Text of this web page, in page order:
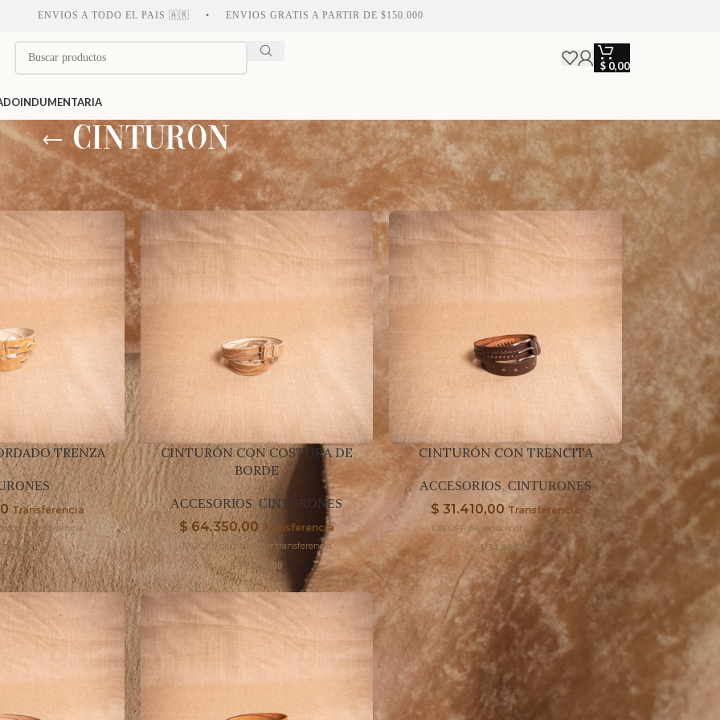
A TODO EL PAIS 🇦🇷 • ENVIOS GRATIS A PARTIR DE $150.000 • ENVIOS A TODO EL PAIS 🇦🇷 • ENVIOS GRATIS A
$0,00
INDUMENTARIA
CINTURON
“CINTURON” Mostrar 9 12 24
TRENZA
Transferencia
por transferencia
CINTURÓN CON COSTURA DE
BORDE
ACCESORIOS,CINTURONES
$ 64.350,00 Transferencia
10% OFF pagando por transferencia
$71.500,00
CINTURÓN CON TRENCITA
ACCESORIOS,CINTURONES
$ 31.410,00 Transferencia
10% OFF pagando por transferencia
$34.900,00